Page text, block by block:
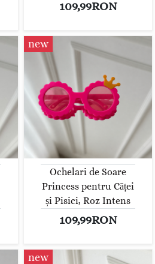
109,99RON
new
Ochelari de Soare
Princess pentru Căței
și Pisici, Roz Intens
109,99RON
new